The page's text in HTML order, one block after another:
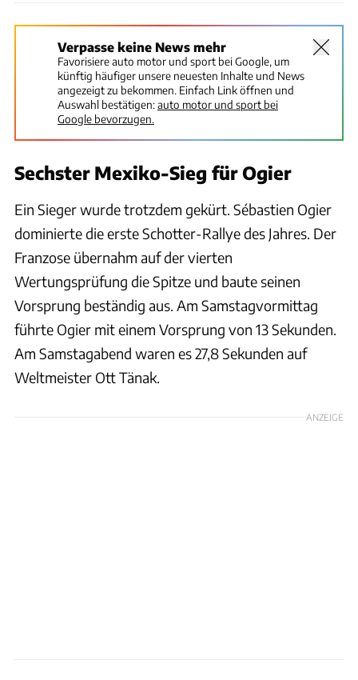
Verpasse keine News mehr
Favorisiere auto motor und sport bei Google, um
künftig häufiger unsere neuesten Inhalte und News
angezeigt zu bekommen. Einfach Link öffnen und
Auswahl bestätigen:auto motor und sport bei
Google bevorzugen.
Sechster Mexiko-Sieg für Ogier
Ein Sieger wurde trotzdem gekürt. Sébastien Ogier
dominierte die erste Schotter-Rallye des Jahres. Der
Franzose übernahm auf der vierten
Wertungsprüfung die Spitze und baute seinen
Vorsprung beständig aus. Am Samstagvormittag
führte Ogier mit einem Vorsprung von 13 Sekunden.
Am Samstagabend waren es 27,8 Sekunden auf
Weltmeister Ott Tänak.
ANZEIGE